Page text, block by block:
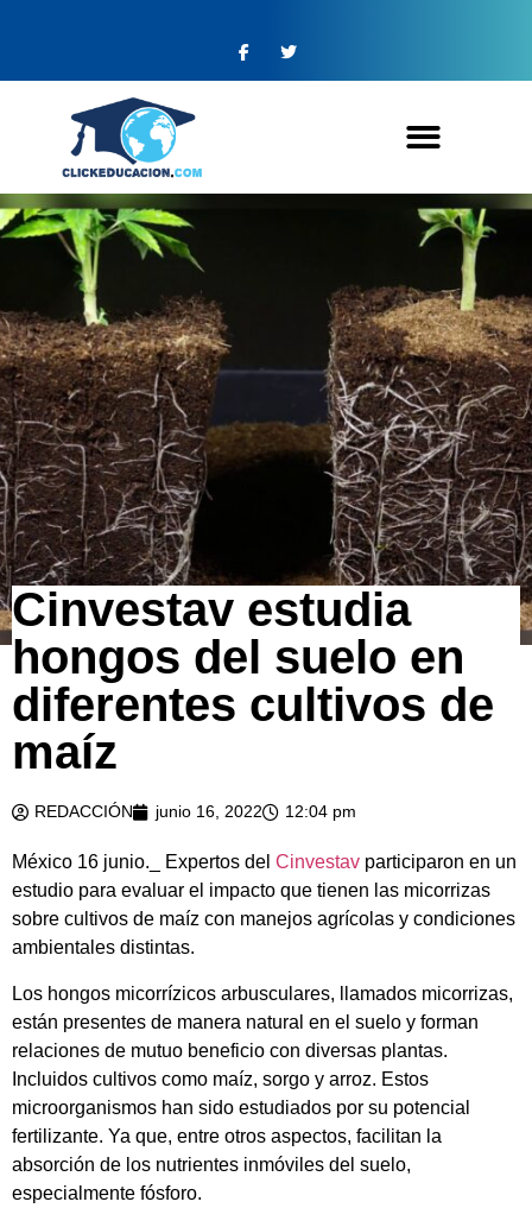
Cinvestav estudia
hongos del suelo en
diferentes cultivos de
maíz
REDACCIÓN junio 16, 2022 12:04 pm
México 16 junio._ Expertos del Cinvestav participaron en un
estudio para evaluar el impacto que tienen las micorrizas
sobre cultivos de maíz con manejos agrícolas y condiciones
ambientales distintas.
Los hongos micorrízicos arbusculares, llamados micorrizas,
están presentes de manera natural en el suelo y forman
relaciones de mutuo beneficio con diversas plantas.
Incluidos cultivos como maíz, sorgo y arroz. Estos
microorganismos han sido estudiados por su potencial
fertilizante. Ya que, entre otros aspectos, facilitan la
absorción de los nutrientes inmóviles del suelo,
especialmente fósforo.